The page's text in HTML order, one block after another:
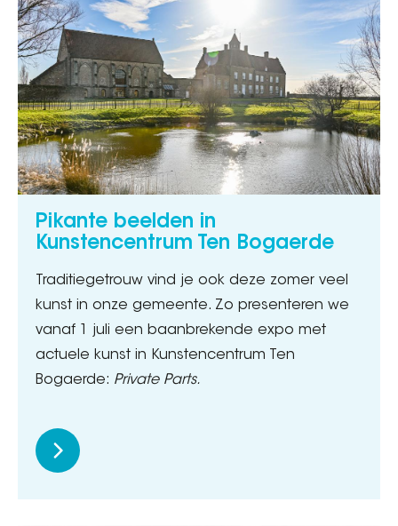
Pikante beelden in
Kunstencentrum Ten Bogaerde
Traditiegetrouw vind je ook deze zomer veel
kunst in onze gemeente. Zo presenteren we
vanaf 1 juli een baanbrekende expo met
actuele kunst in Kunstencentrum Ten
Bogaerde: Private Parts.